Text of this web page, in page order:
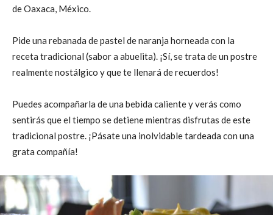
de Oaxaca, México.
Pide una rebanada de pastel de naranja horneada con la
receta tradicional (sabor a abuelita). ¡Sí, se trata de un postre
realmente nostálgico y que te llenará de recuerdos!
Puedes acompañarla de una bebida caliente y verás como
sentirás que el tiempo se detiene mientras disfrutas de este
tradicional postre. ¡Pásate una inolvidable tardeada con una
grata compañía!